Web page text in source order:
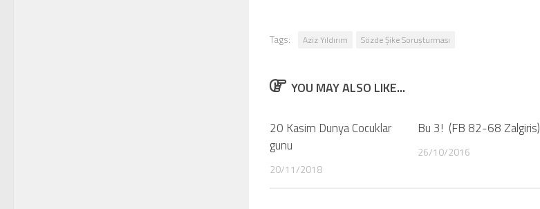
Tags: Aziz Yıldırım Sözde Şike Soruşturması
YOU MAY ALSO LIKE...
20 Kasim Dunya Cocuklar
gunu
20/11/2018
Bu 3! (FB 82-68 Zalgiris)
26/10/2016